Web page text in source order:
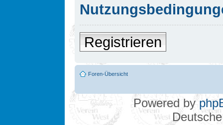
Registrieren
Foren-Übersicht
Powered by